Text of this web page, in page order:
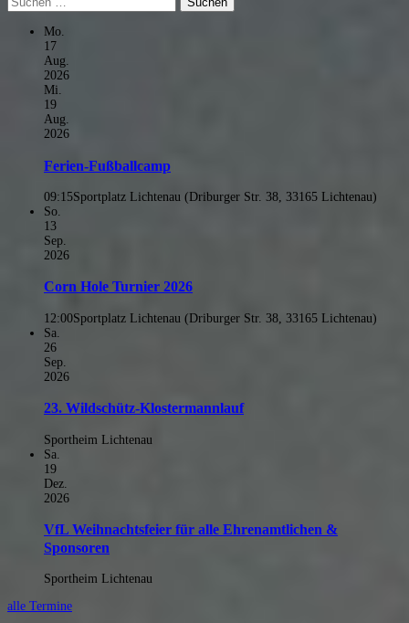
nach:
Mo.
17
Aug.
2026
Mi.
19
Aug.
2026
Ferien-Fußballcamp
09:15Sportplatz Lichtenau (Driburger Str. 38, 33165 Lichtenau)
So.
13
Sep.
2026
Corn Hole Turnier 2026
12:00Sportplatz Lichtenau (Driburger Str. 38, 33165 Lichtenau)
Sa.
26
Sep.
2026
23. Wildschütz-Klostermannlauf
Sportheim Lichtenau
Sa.
19
Dez.
2026
VfL Weihnachtsfeier für alle Ehrenamtlichen &
Sponsoren
Sportheim Lichtenau
alle Termine